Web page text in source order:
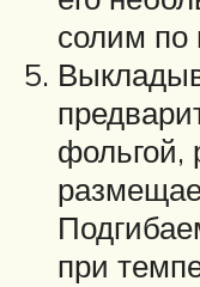
солим по
фольгой,
при